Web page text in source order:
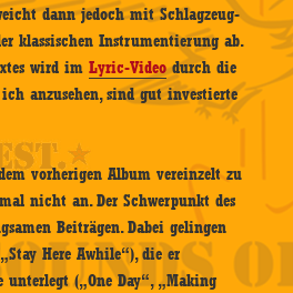
dann jedoch mit Schlagzeug-
klassischen Instrumentierung ab.
wird imLyric-Videodurch die
anzusehen, sind gut investierte
vorherigen Album vereinzelt zu
nicht an. Der Schwerpunkt des
Beiträgen. Dabei gelingen
Here Awhile“), die er
(„One Day“, „Making